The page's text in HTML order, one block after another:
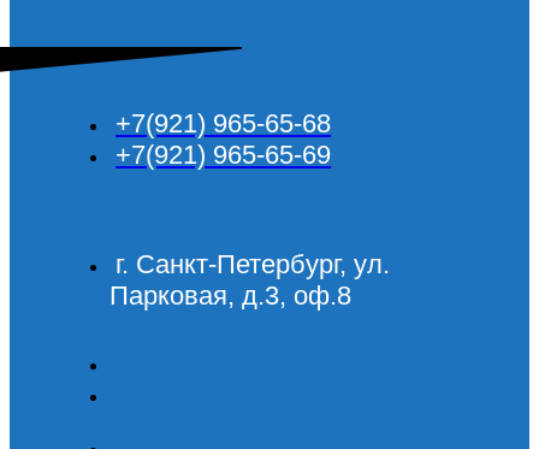
+7(921) 965-65-68
+7(921) 965-65-69
г. Санкт-Петербург, ул.
Парковая, д.3, оф.8